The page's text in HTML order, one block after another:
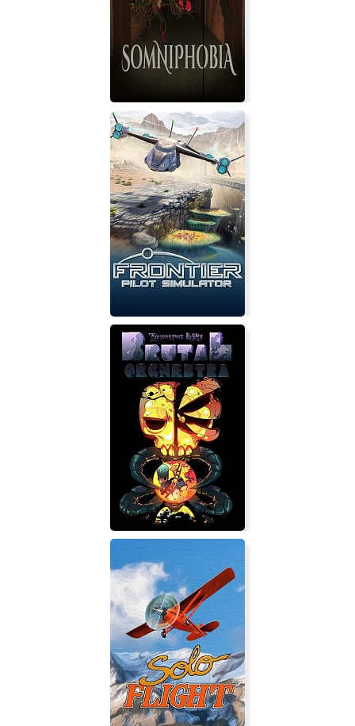
Somniphobia
Frontier Pilot Simulator
Brutal Orchestra